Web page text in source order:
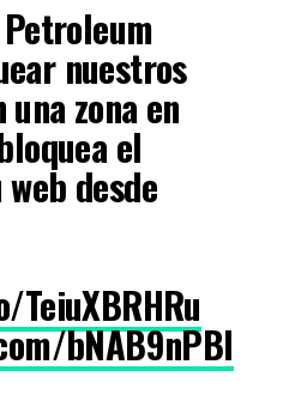
nuestros
zona en
el
desde
bNAB9nPBI